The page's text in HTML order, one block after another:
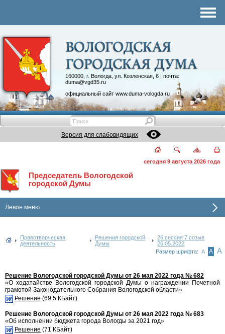
160000, г. Вологда, ул. Козленская, 6 | почта:
duma@vgd35.ru
официальный сайт www.duma-vologda.ru
Контакты
Депутатские объединения
Версия для слабовидящих
сегодня 9 августа 2026 года
Председатель Вологодской
городской Думы
Левое меню
Правотворческая
деятельность
Решения городской
Думы
26 сессия 7 созыв
26.05.2022
Размер шрифта: А А А
Решение Вологодской городской Думы от 26 мая 2022 года № 682
«О ходатайстве Вологодской городской Думы о награждении Почетной
грамотой Законодательного Собрания Вологодской области»
Решение (69.5 КБайт)
Решение Вологодской городской Думы от 26 мая 2022 года № 683
«Об исполнении бюджета города Вологды за 2021 год»
Решение (71 КБайт)